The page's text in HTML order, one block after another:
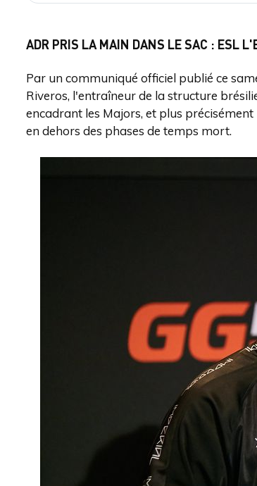
ADR PRIS LA MAIN DANS LE SAC : ESL
Par un communiqué officiel publié ce
Riveros, l'entraîneur de la structure
encadrant les Majors, et plus
en dehors des phases de temps mort.